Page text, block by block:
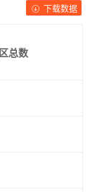
下载数据
总数